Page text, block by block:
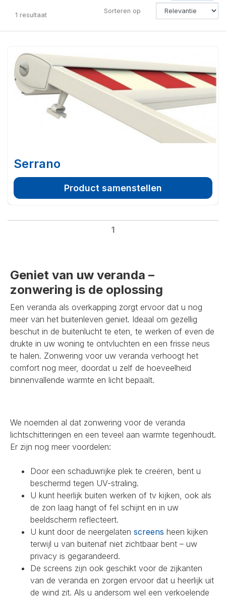
1 resultaat Sorteren op
Serrano
Product samenstellen
1
Geniet van uw veranda –
zonwering is de oplossing
Een veranda als overkapping zorgt ervoor dat u nog
meer van het buitenleven geniet. Ideaal om gezellig
beschut in de buitenlucht te eten, te werken of even de
drukte in uw woning te ontvluchten en een frisse neus
te halen. Zonwering voor uw veranda verhoogt het
comfort nog meer, doordat u zelf de hoeveelheid
binnenvallende warmte en licht bepaalt.
We noemden al dat zonwering voor de veranda
lichtschitteringen en een teveel aan warmte tegenhoudt.
Er zijn nog meer voordelen:
Door een schaduwrijke plek te creëren, bent u
beschermd tegen UV-straling.
U kunt heerlijk buiten werken of tv kijken, ook als
de zon laag hangt of fel schijnt en in uw
beeldscherm reflecteert.
U kunt door de neergelaten screens heen kijken
terwijl u van buitenaf niet zichtbaar bent – uw
privacy is gegarandeerd.
De screens zijn ook geschikt voor de zijkanten
van de veranda en zorgen ervoor dat u heerlijk uit
de wind zit. Als u andersom wel een verkoelende